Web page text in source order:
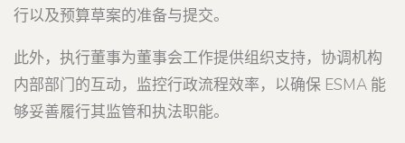
行以及预算草案的准备与提交。
此外，执行董事为董事会工作提供组织支持，协调机构
内部部门的互动，监控行政流程效率，以确保 ESMA 能
够妥善履行其监管和执法职能。